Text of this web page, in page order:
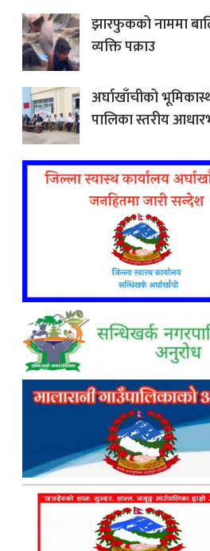
झारफुकको नाममा
व्यक्ति पक्राउ
अर्घाखाँचीको
पालिका स्तरीय